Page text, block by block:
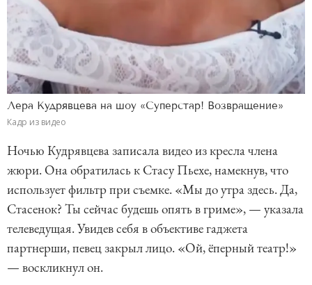
Лера Кудрявцева на шоу «Суперстар! Возвращение»
Кадр из видео
Ночью Кудрявцева записала видео из кресла члена
жюри. Она обратилась к Стасу Пьехе, намекнув, что
использует фильтр при съемке. «Мы до утра здесь. Да,
Стасенок? Ты сейчас будешь опять в гриме», — указала
телеведущая. Увидев себя в объективе гаджета
партнерши, певец закрыл лицо. «Ой, ёперный театр!»
— воскликнул он.